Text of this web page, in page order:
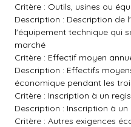
Critère : Outils, usines ou
Description : Description de
l'équipement technique qui
marché
Critère : Effectif moyen
Description : Effectifs
économique pendant les
Critère : Inscription à un
Description : Inscription à
Critère : Autres exigences